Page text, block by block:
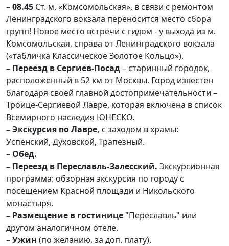
– 08.45 Ст. м. «Комсомольская», в связи с ремонтом
Ленинградского вокзала переносится место сбора
групп! Новое место встречи с гидом - у выхода из м.
Комсомольская, справа от Ленинградского вокзала
(«табличка Классическое Золотое Кольцо»).
– Переезд в Сергиев-Посад– старинный городок,
расположенный в 52 км от Москвы. Город известен
благодаря своей главной достопримечательности –
Троице-Сергиевой Лавре, которая включена в список
Всемирного наследия ЮНЕСКО.
– Экскурсия по Лавре, с заходом в храмы:
Успенский, Духовской, Трапезный.
– Обед.
– Переезд в Переславль-Залесский. Экскурсионная
программа: обзорная экскурсия по городу с
посещением Красной площади и Никольского
монастыря.
– Размещение в гостинице "Переславль" или
другом аналогичном отеле.
– Ужин (по желанию, за доп. плату).